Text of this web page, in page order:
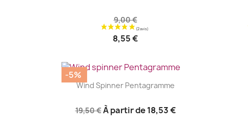
9,00 €
8,55 €
| 
Wind Spinner Pentagramme
19,50 €À partir de18,53 €
-5%